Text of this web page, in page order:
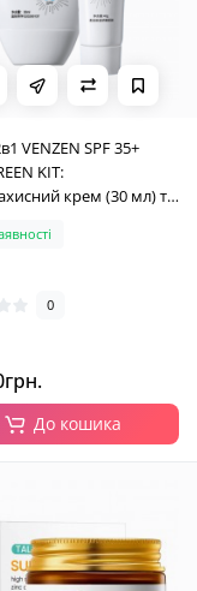
VENZEN SPF 35+
KIT:
крем (30 мл) та
0
До кошика